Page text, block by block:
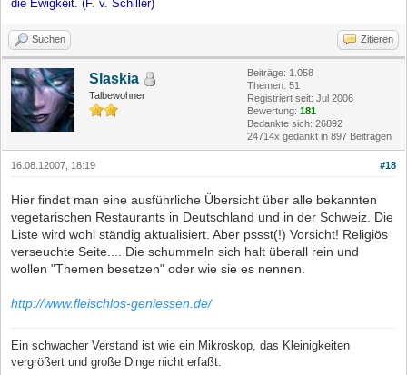
die Ewigkeit. (F. v. Schiller)
Suchen Zitieren
Slaskia
Talbewohner
Beiträge: 1.058
Themen: 51
Registriert seit: Jul 2006
Bewertung: 181
Bedankte sich: 26892
24714x gedankt in 897 Beiträgen
#18
16.08.12007, 18:19
Hier findet man eine ausführliche Übersicht über alle bekannten
vegetarischen Restaurants in Deutschland und in der Schweiz. Die
Liste wird wohl ständig aktualisiert. Aber pssst(!) Vorsicht! Religiös
verseuchte Seite.... Die schummeln sich halt überall rein und
wollen "Themen besetzen" oder wie sie es nennen.
http://www.fleischlos-geniessen.de/
Ein schwacher Verstand ist wie ein Mikroskop, das Kleinigkeiten
vergrößert und große Dinge nicht erfaßt.